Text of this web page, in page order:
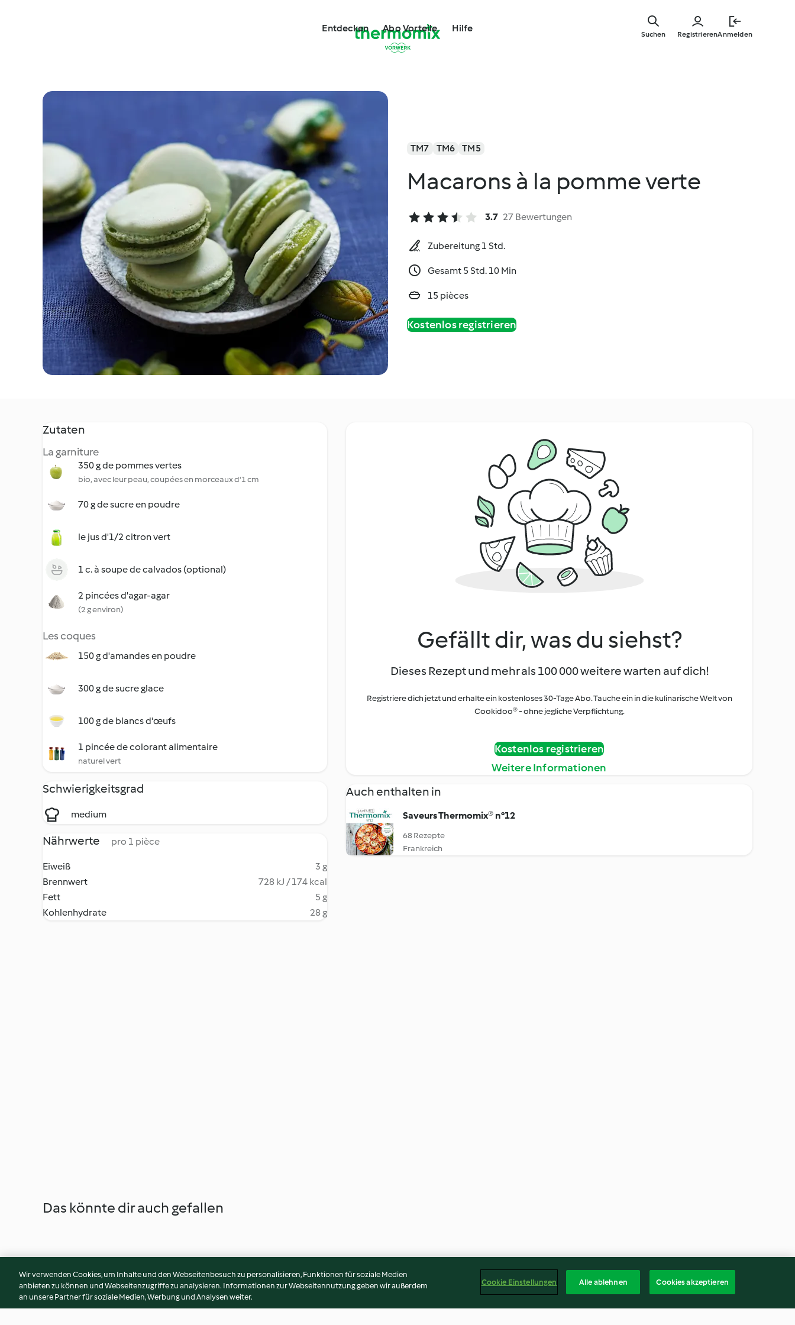
Entdecken Abo Vorteile Hilfe
RegistrierenAnmelden
Suchen
TM7 TM6 TM5
Macarons à la pomme verte
3.7 27 Bewertungen
Zubereitung 1 Std.
Gesamt 5 Std. 10 Min
15 pièces
Kostenlos registrieren
Zutaten
La garniture
350 g de pommes vertes
bio, avec leur peau, coupées en morceaux d'1 cm
70 g de sucre en poudre
le jus d'1/2 citron vert
1 c. à soupe de calvados (optional)
2 pincées d'agar-agar
(2 g environ)
Les coques
150 g d'amandes en poudre
300 g de sucre glace
100 g de blancs d'œufs
1 pincée de colorant alimentaire
naturel vert
Schwierigkeitsgrad
medium
Nährwerte pro 1 pièce
Eiweiß
3 g
Brennwert
728 kJ / 174 kcal
Fett
5 g
Kohlenhydrate
28 g
Gefällt dir, was du siehst?
Dieses Rezept und mehr als 100 000 weitere warten auf dich!
Registriere dich jetzt und erhalte ein kostenloses 30-Tage Abo. Tauche ein in die kulinarische Welt von
Cookidoo® - ohne jegliche Verpflichtung.
Kostenlos registrieren
Weitere Informationen
Auch enthalten in
Saveurs Thermomix® n°12
68 Rezepte
Frankreich
Das könnte dir auch gefallen
Wir verwenden Cookies, um Inhalte und den Webseitenbesuch zu personalisieren, Funktionen für soziale Medien
anbieten zu können und Webseitenzugriffe zu analysieren. Informationen zur Webseitennutzung geben wir außerdem
an unsere Partner für soziale Medien, Werbung und Analysen weiter.
Cookie Einstellungen Alle ablehnen Cookies akzeptieren